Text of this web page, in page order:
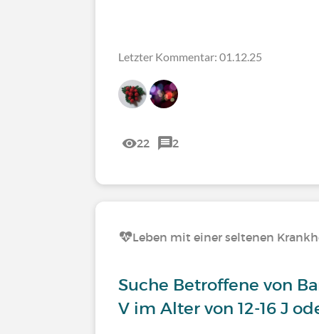
Letzter Kommentar: 01.12.25
22 2
Leben mit einer seltenen
Suche Betroffene von
V im Alter von 12-16 J